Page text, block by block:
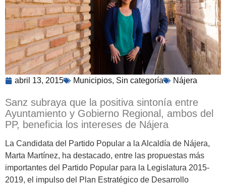
abril 13, 2015 Municipios, Sin categoría Nájera
Sanz subraya que la positiva sintonía entre
Ayuntamiento y Gobierno Regional, ambos del
PP, beneficia los intereses de Nájera
La Candidata del Partido Popular a la Alcaldía de Nájera,
Marta Martínez, ha destacado, entre las propuestas más
importantes del Partido Popular para la Legislatura 2015-
2019, el impulso del Plan Estratégico de Desarrollo